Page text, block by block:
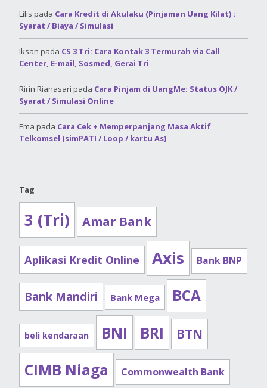
Lilis pada Cara Kredit di Akulaku (Pinjaman Uang Kilat) :
Syarat / Biaya / Simulasi
Iksan pada CS 3 Tri: Cara Kontak 3 Termurah via Call
Center, E-mail, Sosmed, Gerai Tri
Ririn Rianasari pada Cara Pinjam di UangMe: Status OJK /
Syarat / Simulasi Online
Ema pada Cara Cek + Memperpanjang Masa Aktif
Telkomsel (simPATI / Loop / kartu As)
Tag
3 (Tri) Amar Bank
Aplikasi Kredit Online Axis Bank BNP
Bank Mandiri Bank Mega BCA
beli kendaraan BNI BRI BTN
CIMB Niaga Commonwealth Bank